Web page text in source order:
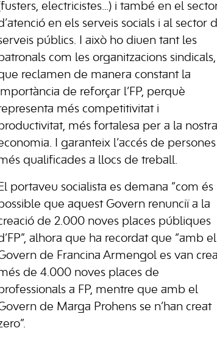
electricistes…) i també en el
en els serveis socials i al sector
públics. I això ho diuen tant les
com les organitzacions sindicals,
reclamen de manera constant la
de reforçar l’FP, perquè
més competitivitat i
més fortalesa per a la nostra
I garanteix l’accés de persones
qualificades a llocs de treball.
El portaveu socialista es demana “com és
que aquest Govern renunciï a la
de 2.000 noves places públiques
alhora que ha recordat que “amb el
de Francina Armengol es van
de 4.000 noves places de
a FP, mentre que amb el
de Marga Prohens se n’han creat